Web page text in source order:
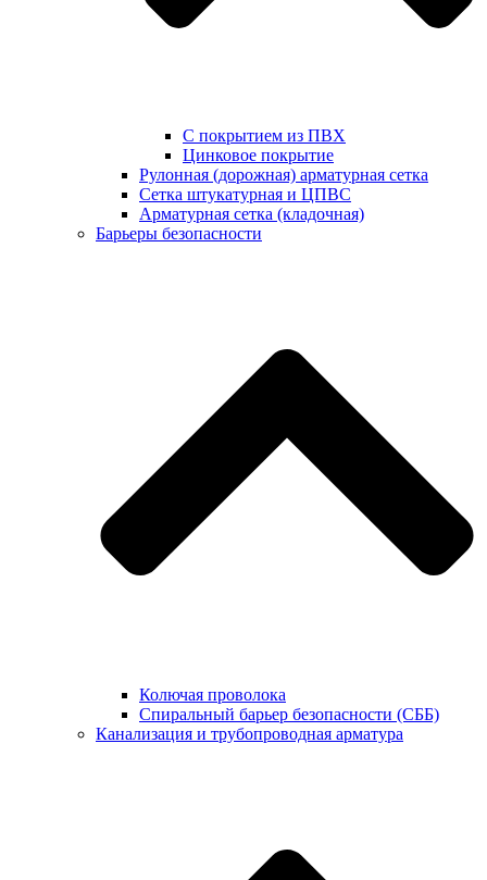
С покрытием из ПВХ
Цинковое покрытие
Рулонная (дорожная) арматурная сетка
Сетка штукатурная и ЦПВС
Арматурная сетка (кладочная)
Барьеры безопасности
Колючая проволока
Спиральный барьер безопасности (СББ)
Канализация и трубопроводная арматура